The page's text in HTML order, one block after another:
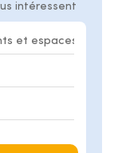
intéressent